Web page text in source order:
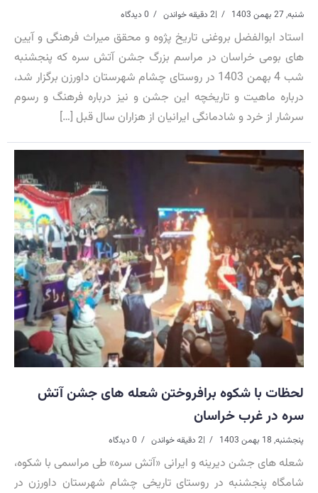
شنبه, 27 بهمن 1403 |2 دقیقه خواندن 0 دیدگاه
استاد ابوالفضل بروغنی تاریخ پژوه و محقق میراث فرهنگی و آیین
های بومی خراسان در مراسم بزرگ جشن آتش سره که پنجشنبه
شب 4 بهمن 1403 در روستای چشام شهرستان داورزن برگزار شد،
درباره ماهیت و تاریخچه این جشن و نیز درباره فرهنگ و رسوم
سرشار از خرد و شادمانگی ایرانیان از هزاران سال قبل […]
لحظات با شکوه برافروختن شعله های جشن آتش
سره در غرب خراسان
پنجشنبه, 18 بهمن 1403 |2 دقیقه خواندن 0 دیدگاه
شعله های جشن دیرینه و ایرانی «آتش سره» طی مراسمی با شکوه،
شامگاه پنجشنبه در روستای تاریخی چشام شهرستان داورزن در